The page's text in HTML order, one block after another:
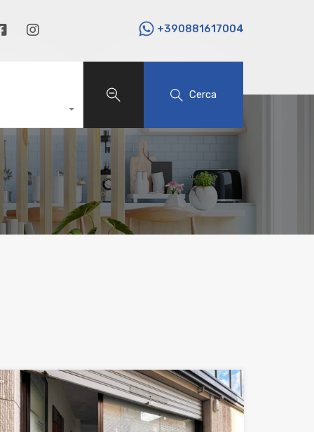
+390881617004
Cerca